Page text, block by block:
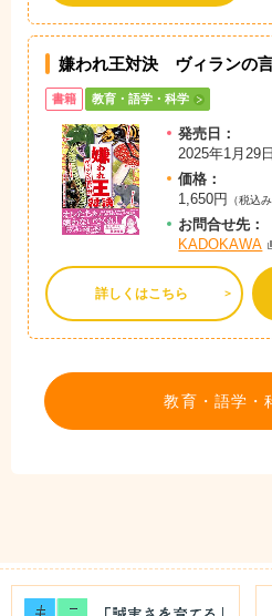
嫌われ王対決 ヴィランの
書籍 教育・語学・科学
発売日：
2025年1月29日
価格：
1,650円
（税込み
お問合せ先：
KADOKAWA
詳しくはこちら
教育・語学・